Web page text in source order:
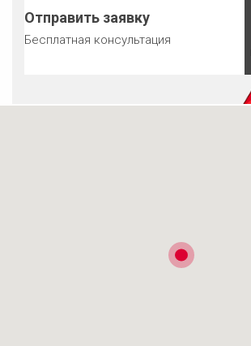
Отправить заявку
Бесплатная консультация